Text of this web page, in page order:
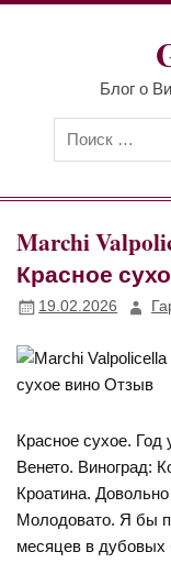
Перейти
Блог о
Marchi
Красное
19.02.2026
Красное сухое.
Венето. Виноград:
Кроатина.
Молодовато. Я бы
месяцев в дубовых